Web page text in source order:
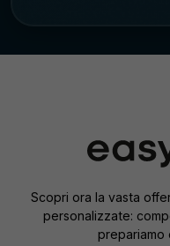
Scopri ora la vasta
personalizzate:
prepariamo